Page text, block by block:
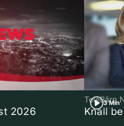
2026
3 Min
TeleBärn
Knall